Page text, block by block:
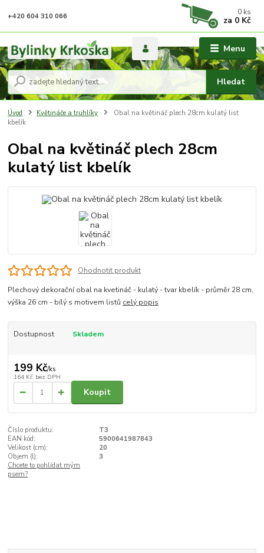
Menu
Hledat
+420 604 310 066 0 ks
za 0 Kč
Úvod Květináče a truhlíky
Obal na květináč plech 28cm kulatý list
kbelík
Obal na květináč plech 28cm
kulatý list kbelík
Ohodnotit produkt
Plechový dekorační obal na kvetináč - kulatý - tvar kbelík - průměr 28 cm,
výška 26 cm - bílý s motivem listů celý popis
Dostupnost Skladem
199 Kč/ks
164 Kč bez DPH
Koupit
Číslo produktu:
T3
EAN kód:
5900641987843
Velikost (cm):
20
Objem (l):
3
Chcete to pohlídat mým
psem?